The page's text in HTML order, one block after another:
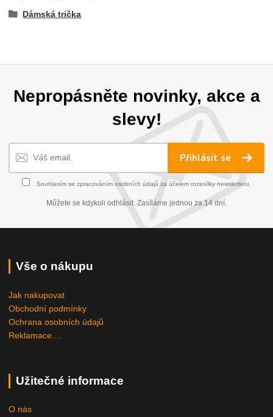
Dámská trička
Nepropásněte novinky, akce a
slevy!
Přihlásit se
Souhlasím se zpracováním osobních údajů za účelem rozesílky newsletteru.
Můžete se kdykoli odhlásit. Zasíláme jednou za 14 dní.
Vše o nákupu
Jak nakupovat
Obchodní podmínky
Ochrana osobních údajů
Reklamace....
Užitečné informace
O nás